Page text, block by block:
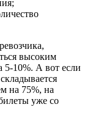
высоким
5-10%. А вот если
на 75%, на
уже со